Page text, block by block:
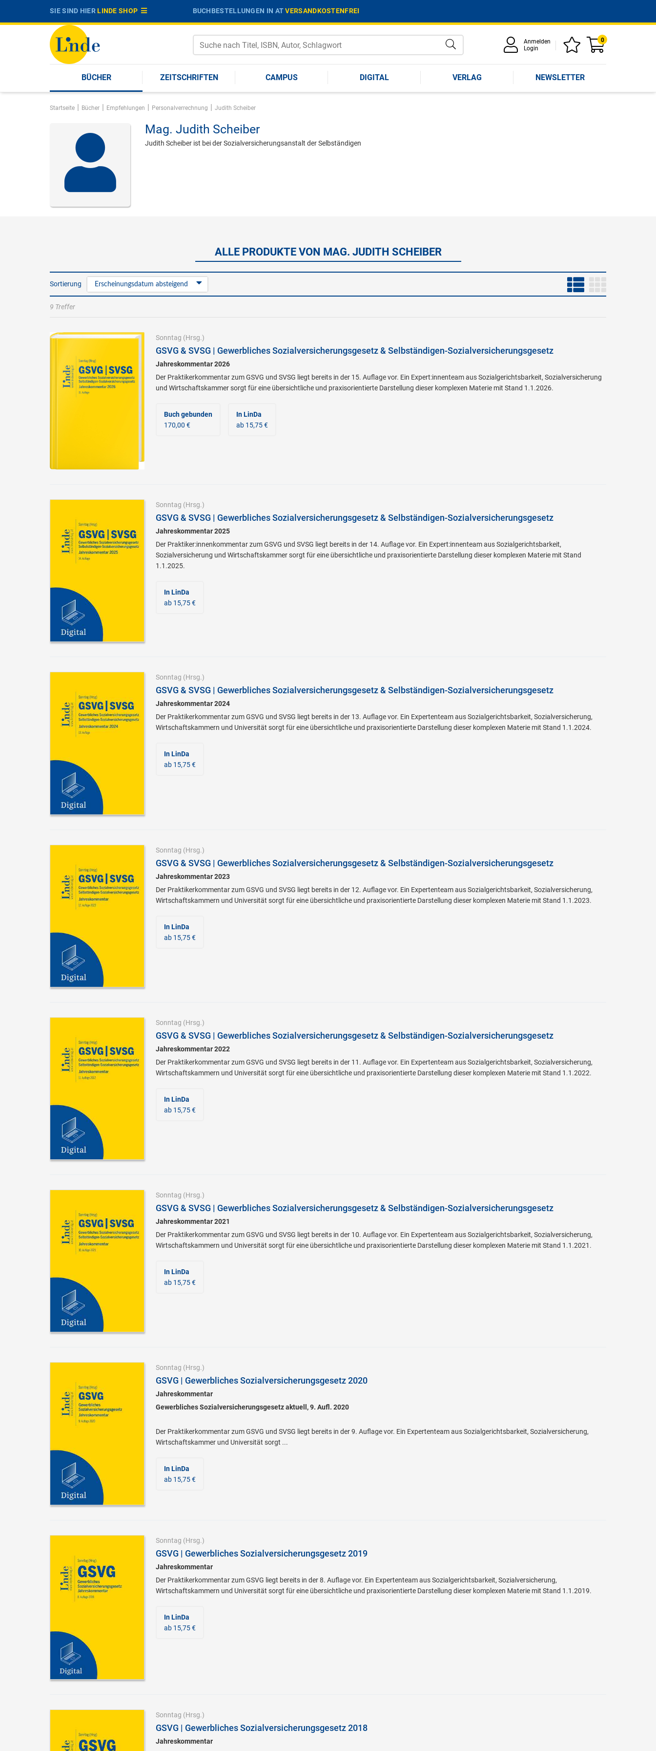
SIE SIND HIERLINDE SHOP BUCHBESTELLUNGEN IN ATVERSANDKOSTENFREI
Anmelden
Login
0
BÜCHER ZEITSCHRIFTEN CAMPUS DIGITAL VERLAG NEWSLETTER
Startseite | Bücher | Empfehlungen | Personalverrechnung | Judith Scheiber
Mag. Judith Scheiber
Judith Scheiber ist bei der Sozialversicherungsanstalt der Selbständigen
ALLE PRODUKTE VON MAG. JUDITH SCHEIBER
Sortierung Erscheinungsdatum absteigend
9 Treffer
Sonntag (Hrsg.)
GSVG & SVSG | Gewerbliches Sozialversicherungsgesetz & Selbständigen-Sozialversicherungsgesetz
Jahreskommentar 2026
Der Praktikerkommentar zum GSVG und SVSG liegt bereits in der 15. Auflage vor. Ein Expert:innenteam aus Sozialgerichtsbarkeit, Sozialversicherung
und Wirtschaftskammer sorgt für eine übersichtliche und praxisorientierte Darstellung dieser komplexen Materie mit Stand 1.1.2026.
Buch gebunden
170,00 €
In LinDa
ab 15,75 €
Sonntag (Hrsg.)
GSVG & SVSG | Gewerbliches Sozialversicherungsgesetz & Selbständigen-Sozialversicherungsgesetz
Jahreskommentar 2025
Der Praktiker:innenkommentar zum GSVG und SVSG liegt bereits in der 14. Auflage vor. Ein Expert:innenteam aus Sozialgerichtsbarkeit,
Sozialversicherung und Wirtschaftskammer sorgt für eine übersichtliche und praxisorientierte Darstellung dieser komplexen Materie mit Stand
1.1.2025.
In LinDa
ab 15,75 €
Sonntag (Hrsg.)
GSVG & SVSG | Gewerbliches Sozialversicherungsgesetz & Selbständigen-Sozialversicherungsgesetz
Jahreskommentar 2024
Der Praktikerkommentar zum GSVG und SVSG liegt bereits in der 13. Auflage vor. Ein Expertenteam aus Sozialgerichtsbarkeit, Sozialversicherung,
Wirtschaftskammern und Universität sorgt für eine übersichtliche und praxisorientierte Darstellung dieser komplexen Materie mit Stand 1.1.2024.
In LinDa
ab 15,75 €
Sonntag (Hrsg.)
GSVG & SVSG | Gewerbliches Sozialversicherungsgesetz & Selbständigen-Sozialversicherungsgesetz
Jahreskommentar 2023
Der Praktikerkommentar zum GSVG und SVSG liegt bereits in der 12. Auflage vor. Ein Expertenteam aus Sozialgerichtsbarkeit, Sozialversicherung,
Wirtschaftskammern und Universität sorgt für eine übersichtliche und praxisorientierte Darstellung dieser komplexen Materie mit Stand 1.1.2023.
In LinDa
ab 15,75 €
Sonntag (Hrsg.)
GSVG & SVSG | Gewerbliches Sozialversicherungsgesetz & Selbständigen-Sozialversicherungsgesetz
Jahreskommentar 2022
Der Praktikerkommentar zum GSVG und SVSG liegt bereits in der 11. Auflage vor. Ein Expertenteam aus Sozialgerichtsbarkeit, Sozialversicherung,
Wirtschaftskammern und Universität sorgt für eine übersichtliche und praxisorientierte Darstellung dieser komplexen Materie mit Stand 1.1.2022.
In LinDa
ab 15,75 €
Sonntag (Hrsg.)
GSVG & SVSG | Gewerbliches Sozialversicherungsgesetz & Selbständigen-Sozialversicherungsgesetz
Jahreskommentar 2021
Der Praktikerkommentar zum GSVG und SVSG liegt bereits in der 10. Auflage vor. Ein Expertenteam aus Sozialgerichtsbarkeit, Sozialversicherung,
Wirtschaftskammern und Universität sorgt für eine übersichtliche und praxisorientierte Darstellung dieser komplexen Materie mit Stand 1.1.2021.
In LinDa
ab 15,75 €
Sonntag (Hrsg.)
GSVG | Gewerbliches Sozialversicherungsgesetz 2020
Jahreskommentar
Gewerbliches Sozialversicherungsgesetz aktuell, 9. Aufl. 2020
Der Praktikerkommentar zum GSVG und SVSG liegt bereits in der 9. Auflage vor. Ein Expertenteam aus Sozialgerichtsbarkeit, Sozialversicherung,
Wirtschaftskammer und Universität sorgt ...
In LinDa
ab 15,75 €
Sonntag (Hrsg.)
GSVG | Gewerbliches Sozialversicherungsgesetz 2019
Jahreskommentar
Der Praktikerkommentar zum GSVG liegt bereits in der 8. Auflage vor. Ein Expertenteam aus Sozialgerichtsbarkeit, Sozialversicherung,
Wirtschaftskammern und Universität sorgt für eine übersichtliche und praxisorientierte Darstellung dieser komplexen Materie mit Stand 1.1.2019.
In LinDa
ab 15,75 €
Sonntag (Hrsg.)
GSVG | Gewerbliches Sozialversicherungsgesetz 2018
Jahreskommentar